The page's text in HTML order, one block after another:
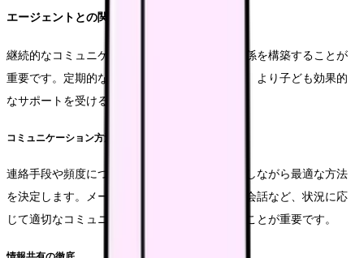
エージェントとの関係構築
継続的なコミュニケーション、相対と当面の関係を構築することが
重要です。定期的な状況確認や情報共有により、より子ども効果的
なサポートを受けることができます。
コミュニケーション方法の確立
連絡手段や頻度について、お互いの配慮を考慮しながら最適な方法
を決定します。メールや電話、オンラインでの会話など、状況に応
じて適切なコミュニケーション手段を選択することが重要です。